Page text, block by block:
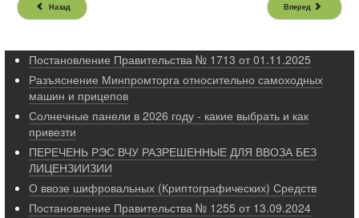
Назад Вперед
Постановление Правительства № 1713 от 01.11.2025
Разъяснение Минпромторга относительно самоходных
машин и прицепов
Солнечные панели в 2026 году - какие выбрать и как
привезти
ПЕРЕЧЕНЬ РЭС ВЧУ РАЗРЕШЕННЫЕ ДЛЯ ВВОЗА БЕЗ
ЛИЦЕНЗИИЗИИ
О ввозе шифровальных (Криптографических) Средств
Постановление Правительства № 1255 от 13.09.2024